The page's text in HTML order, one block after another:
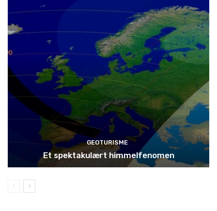
GEOTURISME
Et spektakulært himmelfenomen